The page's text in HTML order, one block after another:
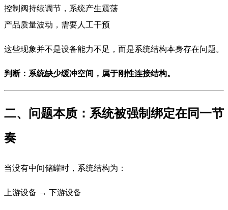
控制阀持续调节，系统产生震荡
产品质量波动，需要人工干预
这些现象并不是设备能力不足，而是系统结构本身存在问题。
判断：系统缺少缓冲空间，属于刚性连接结构。
二、问题本质：系统被强制绑定在同一节
奏
当没有中间储罐时，系统结构为：
上游设备 → 下游设备